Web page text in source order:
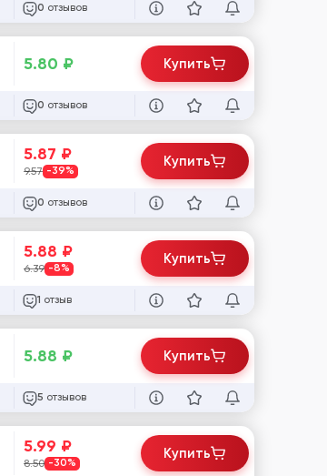
0 отзывов
5.80 ₽
0 отзывов
Купить
5.87 ₽
9.57 -39%
0 отзывов
Купить
5.88 ₽
6.39 -8%
1 отзыв
Купить
5.88 ₽
5 отзывов
Купить
5.99 ₽
8.50 -30%
Купить